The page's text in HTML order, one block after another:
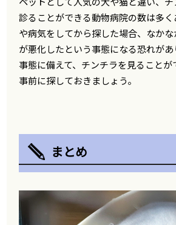
診ることができる動物病院の数は多
や病気をしてから探した場合、なか
が悪化したという事態になる恐れが
事態に備えて、チンチラを見ることが
事前に探しておきましょう。
まとめ